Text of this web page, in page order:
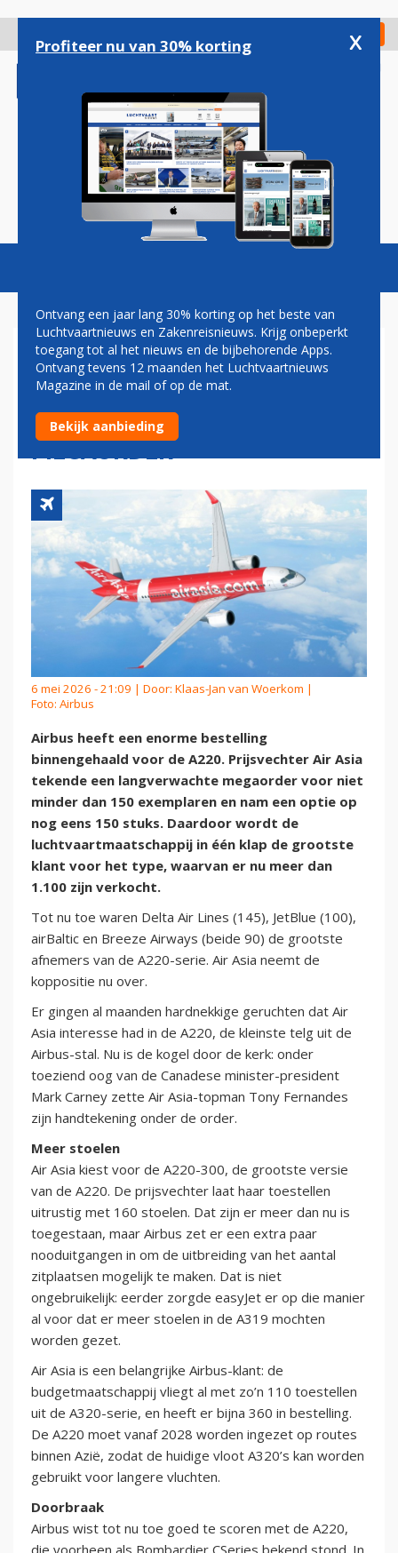
gaan
Check in
Magazine Podcasts Vacatures
AIR ASIA IN ÉÉN KLAP
GROOTSTE KLANT VOOR
AIRBUS A220 DOOR
MEGAORDER
6 mei 2026 - 21:09 | Door: Klaas-Jan van Woerkom |
Foto: Airbus
Airbus heeft een enorme bestelling
binnengehaald voor de A220. Prijsvechter Air Asia
tekende een langverwachte megaorder voor niet
minder dan 150 exemplaren en nam een optie op
nog eens 150 stuks. Daardoor wordt de
luchtvaartmaatschappij in één klap de grootste
klant voor het type, waarvan er nu meer dan
1.100 zijn verkocht.
Tot nu toe waren Delta Air Lines (145), JetBlue (100),
airBaltic en Breeze Airways (beide 90) de grootste
afnemers van de A220-serie. Air Asia neemt de
koppositie nu over.
Er gingen al maanden hardnekkige geruchten dat Air
Asia interesse had in de A220, de kleinste telg uit de
Airbus-stal. Nu is de kogel door de kerk: onder
toeziend oog van de Canadese minister-president
Mark Carney zette Air Asia-topman Tony Fernandes
zijn handtekening onder de order.
Meer stoelen
Air Asia kiest voor de A220-300, de grootste versie
van de A220. De prijsvechter laat haar toestellen
uitrustig met 160 stoelen. Dat zijn er meer dan nu is
toegestaan, maar Airbus zet er een extra paar
nooduitgangen in om de uitbreiding van het aantal
zitplaatsen mogelijk te maken. Dat is niet
ongebruikelijk: eerder zorgde easyJet er op die manier
al voor dat er meer stoelen in de A319 mochten
worden gezet.
Air Asia is een belangrijke Airbus-klant: de
budgetmaatschappij vliegt al met zo’n 110 toestellen
uit de A320-serie, en heeft er bijna 360 in bestelling.
De A220 moet vanaf 2028 worden ingezet op routes
binnen Azië, zodat de huidige vloot A320’s kan worden
gebruikt voor langere vluchten.
Doorbraak
Airbus wist tot nu toe goed te scoren met de A220,
Profiteer nu van 30% korting x
Ontvang een jaar lang 30% korting op het beste van
Luchtvaartnieuws en Zakenreisnieuws. Krijg onbeperkt
toegang tot al het nieuws en de bijbehorende Apps.
Ontvang tevens 12 maanden het Luchtvaartnieuws
Magazine in de mail of op de mat.
Bekijk aanbieding